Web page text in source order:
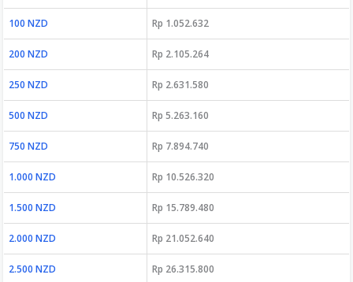
100 NZD Rp 1.052.632
200 NZD Rp 2.105.264
250 NZD Rp 2.631.580
500 NZD Rp 5.263.160
750 NZD Rp 7.894.740
1.000 NZD Rp 10.526.320
1.500 NZD Rp 15.789.480
2.000 NZD Rp 21.052.640
2.500 NZD Rp 26.315.800